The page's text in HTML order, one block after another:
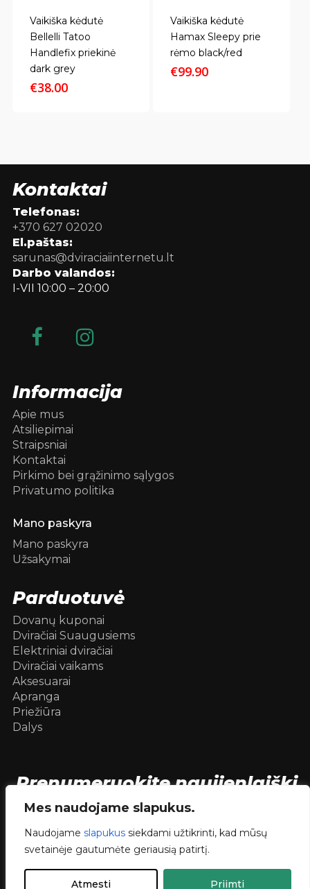
Mes naudojame slapukus.
Naudojame slapukus siekdami užtikrinti, kad mūsų
svetainėje gautumėte geriausią patirtį.
Atmesti Priimti
Vaikiška kėdutė
Bellelli Tatoo
Handlefix priekinė
dark grey
€38.00
Vaikiška kėdutė
Hamax Sleepy prie
rėmo black/red
€99.90
Kontaktai
Telefonas:
+370 627 02020
El.paštas:
sarunas@dviraciaiinternetu.lt
Darbo valandos:
I-VII 10:00 – 20:00
Informacija
Apie mus
Atsiliepimai
Straipsniai
Kontaktai
Pirkimo bei grąžinimo sąlygos
Privatumo politika
Mano paskyra
Mano paskyra
Užsakymai
Parduotuvė
Dovanų kuponai
Dviračiai Suaugusiems
Elektriniai dviračiai
Dviračiai vaikams
Aksesuarai
Apranga
Priežiūra
Dalys
Prenumeruokite naujienlaiškį
[mc4wp_form id=104736]
© 2026 Dviračiai internetu .